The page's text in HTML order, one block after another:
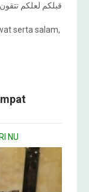
قبلكم لعلكم تتقون
serta salam,
NU